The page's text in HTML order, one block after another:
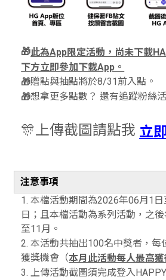
🎁此為App限定活動，尚未下載
下方立即參加下載App。
🎁贈點與抽點將於8/31前入點。
🎁想拿更多點數？ 還有追蹤粉絲
🎊上傳截圖請點我 立
注意事項
1. 本檔活動期間為2026年06月1
日；且本檔活動為系列活動，之
至11月。
2. 本活動共抽出100名中獎者，每
獲獎機會（本月此活動每人最高獲
3. 上傳活動截圖須完成登入